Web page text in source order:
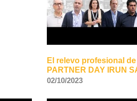
El relevo profesional
PARTNER DAY IRUN
02/10/2023